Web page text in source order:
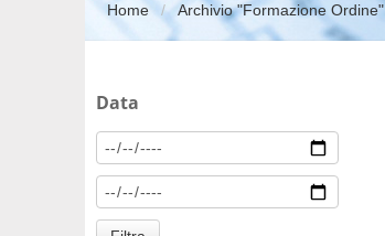
Home Archivio "Formazione Ordine"
Data